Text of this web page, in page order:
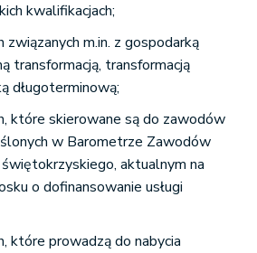
kwalifikacjach;
związanych m.in. z gospodarką
transformacją, transformacją
długoterminową;
które skierowane są do zawodów
w Barometrze Zawodów
aktualnym na
o dofinansowanie usługi
które prowadzą do nabycia